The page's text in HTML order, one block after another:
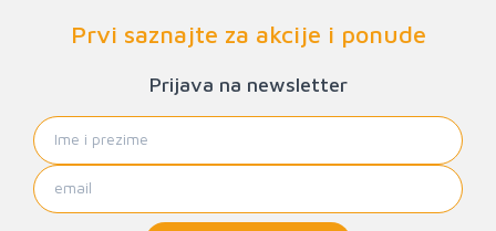
Prvi saznajte za akcije i ponude
Prijava na newsletter